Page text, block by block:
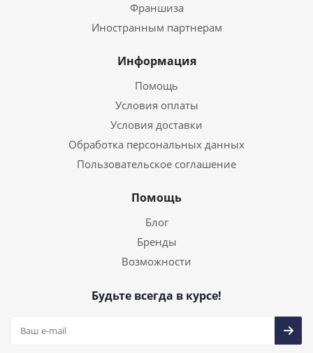
Франшиза
Иностранным партнерам
Информация
Помощь
Условия оплаты
Условия доставки
Обработка персональных данных
Пользовательское соглашение
Помощь
Блог
Бренды
Возможности
Будьте всегда в курсе!